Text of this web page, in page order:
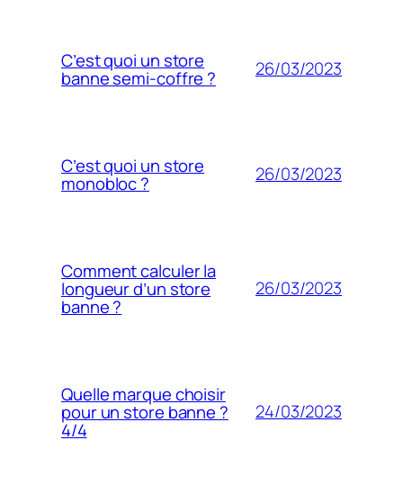
C’est quoi un store
banne semi-coffre ? 26/03/2023
C’est quoi un store
monobloc ? 26/03/2023
Comment calculer la
longueur d’un store
banne ?
26/03/2023
Quelle marque choisir
pour un store banne ?
4/4
24/03/2023